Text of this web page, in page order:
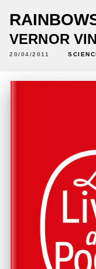
VERNOR
20/04/2011